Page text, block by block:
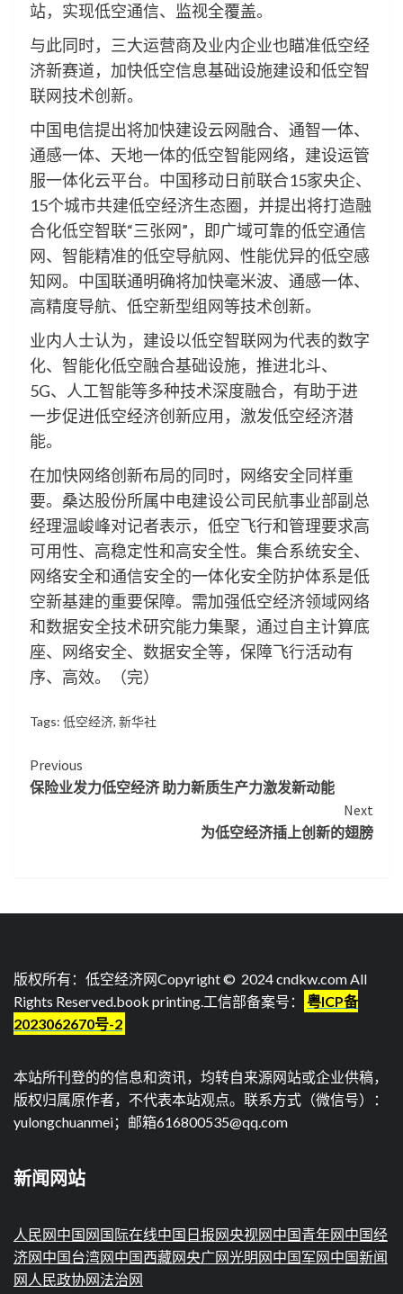
站，实现低空通信、监视全覆盖。
与此同时，三大运营商及业内企业也瞄准低空经
济新赛道，加快低空信息基础设施建设和低空智
联网技术创新。
中国电信提出将加快建设云网融合、通智一体、
通感一体、天地一体的低空智能网络，建设运管
服一体化云平台。中国移动日前联合15家央企、
15个城市共建低空经济生态圈，并提出将打造融
合化低空智联“三张网”，即广域可靠的低空通信
网、智能精准的低空导航网、性能优异的低空感
知网。中国联通明确将加快毫米波、通感一体、
高精度导航、低空新型组网等技术创新。
业内人士认为，建设以低空智联网为代表的数字
化、智能化低空融合基础设施，推进北斗、
5G、人工智能等多种技术深度融合，有助于进
一步促进低空经济创新应用，激发低空经济潜
能。
在加快网络创新布局的同时，网络安全同样重
要。桑达股份所属中电建设公司民航事业部副总
经理温峻峰对记者表示，低空飞行和管理要求高
可用性、高稳定性和高安全性。集合系统安全、
网络安全和通信安全的一体化安全防护体系是低
空新基建的重要保障。需加强低空经济领域网络
和数据安全技术研究能力集聚，通过自主计算底
座、网络安全、数据安全等，保障飞行活动有
序、高效。（完）
Tags: 低空经济, 新华社
Continue
Reading
Previous
保险业发力低空经济 助力新质生产力激发新动能
Next
为低空经济插上创新的翅膀
版权所有：低空经济网Copyright © 2024 cndkw.com All
Rights Reserved.book printing.工信部备案号：
粤ICP备
2023062670号-2
本站所刊登的的信息和资讯，均转自来源网站或企业供稿，
版权归属原作者，不代表本站观点。联系方式（微信号）：
yulongchuanmei；邮箱616800535@qq.com
新闻网站
人民网中国网 国际在线中国日报网央视网中国青年网中国经
济网中国台湾网中国西藏网央广网光明网中国军网中国新闻
网 人民政协网法治网